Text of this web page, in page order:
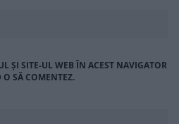
ȘI SITE-UL WEB ÎN ACEST NAVIGATOR
SĂ COMENTEZ.